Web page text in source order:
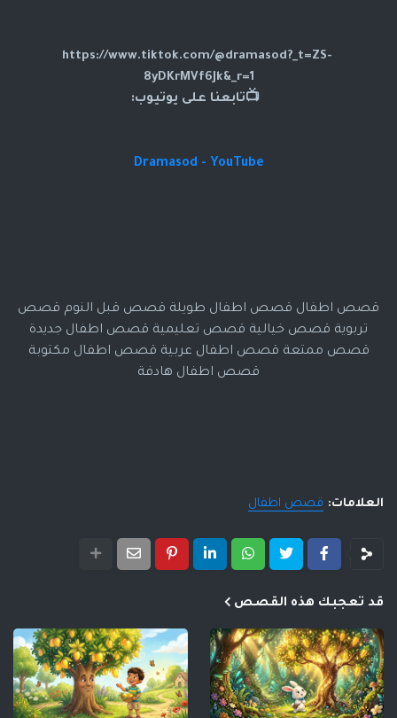
https://www.tiktok.com/@dramasod?_t=ZS-
8yDKrMVf6Jk&_r=1
📺تابعنا على يوتيوب:
Dramasod - YouTube
قصص اطفال قصص اطفال طويلة قصص قبل النوم قصص
تربوية قصص خيالية قصص تعليمية قصص اطفال جديدة
قصص ممتعة قصص اطفال عربية قصص اطفال مكتوبة
قصص اطفال هادفة
العلامات: قصص اطفال
قد تعجبك هذه القصص